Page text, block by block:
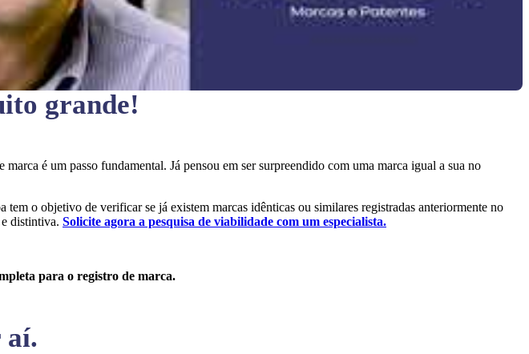
grande!
é um passo fundamental. Já pensou em ser surpreendido com uma marca igual a sua no
tem o objetivo de verificar se já existem marcas idênticas ou similares registradas anteriormente no
distintiva. Solicite agora a pesquisa de viabilidade com um especialista.
para o registro de marca.
aí.